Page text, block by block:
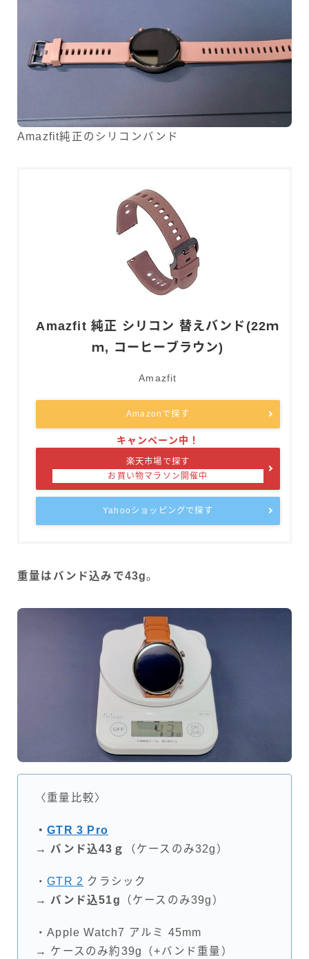
Amazfit純正のシリコンバンド
Amazfit 純正 シリコン 替えバンド(22ｍ
ｍ, コーヒーブラウン)
Amazfit
Amazonで探す
楽天市場で探す
Yahooショッピングで探す
重量はバンド込みで43g。
〈重量比較〉
・GTR 3 Pro
→ バンド込43ｇ
（ケースのみ32g）
・GTR 2 クラシック
→ バンド込51g （ケースのみ39g）
・Apple Watch7 アルミ 45mm
→ ケースのみ約39g（+バンド重量）